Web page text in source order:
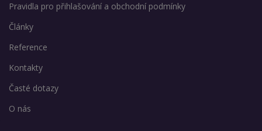
Pravidla pro přihlašování a obchodní podmínky
Články
Reference
Kontakty
Časté dotazy
O nás